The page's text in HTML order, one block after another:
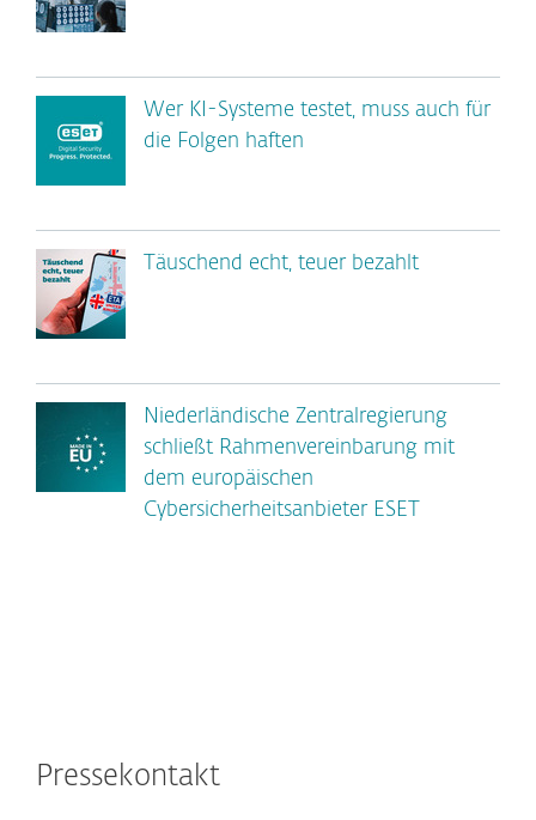
Wer KI-Systeme testet, muss auch für
die Folgen haften
Täuschend echt, teuer bezahlt
Niederländische Zentralregierung
schließt Rahmenvereinbarung mit
dem europäischen
Cybersicherheitsanbieter ESET
Pressekontakt